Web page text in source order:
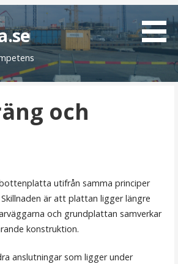
och
utifrån samma principer
är att plattan ligger längre
och grundplattan samverkar
konstruktion.
anslutningar som ligger under